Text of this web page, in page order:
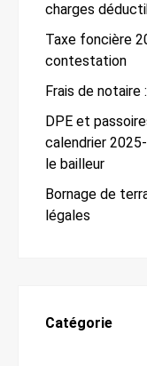
charges
Taxe foncière
contestation
Frais de
DPE et
calendrier
le bailleur
Bornage de
légales
Catégorie